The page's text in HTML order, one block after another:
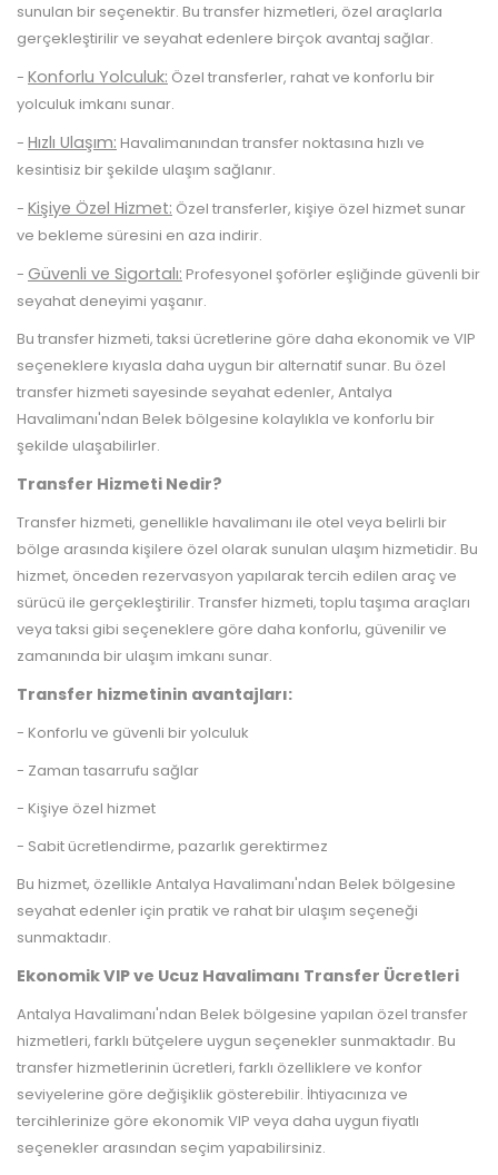
sunulan bir seçenektir. Bu transfer hizmetleri, özel araçlarla
gerçekleştirilir ve seyahat edenlere birçok avantaj sağlar.
- Konforlu Yolculuk: Özel transferler, rahat ve konforlu bir
yolculuk imkanı sunar.
- Hızlı Ulaşım: Havalimanından transfer noktasına hızlı ve
kesintisiz bir şekilde ulaşım sağlanır.
- Kişiye Özel Hizmet: Özel transferler, kişiye özel hizmet sunar
ve bekleme süresini en aza indirir.
- Güvenli ve Sigortalı: Profesyonel şoförler eşliğinde güvenli bir
seyahat deneyimi yaşanır.
Bu transfer hizmeti, taksi ücretlerine göre daha ekonomik ve VIP
seçeneklere kıyasla daha uygun bir alternatif sunar. Bu özel
transfer hizmeti sayesinde seyahat edenler, Antalya
Havalimanı'ndan Belek bölgesine kolaylıkla ve konforlu bir
şekilde ulaşabilirler.
Transfer Hizmeti Nedir?
Transfer hizmeti, genellikle havalimanı ile otel veya belirli bir
bölge arasında kişilere özel olarak sunulan ulaşım hizmetidir. Bu
hizmet, önceden rezervasyon yapılarak tercih edilen araç ve
sürücü ile gerçekleştirilir. Transfer hizmeti, toplu taşıma araçları
veya taksi gibi seçeneklere göre daha konforlu, güvenilir ve
zamanında bir ulaşım imkanı sunar.
Transfer hizmetinin avantajları:
- Konforlu ve güvenli bir yolculuk
- Zaman tasarrufu sağlar
- Kişiye özel hizmet
- Sabit ücretlendirme, pazarlık gerektirmez
Bu hizmet, özellikle Antalya Havalimanı'ndan Belek bölgesine
seyahat edenler için pratik ve rahat bir ulaşım seçeneği
sunmaktadır.
Ekonomik VIP ve Ucuz Havalimanı Transfer Ücretleri
Antalya Havalimanı'ndan Belek bölgesine yapılan özel transfer
hizmetleri, farklı bütçelere uygun seçenekler sunmaktadır. Bu
transfer hizmetlerinin ücretleri, farklı özelliklere ve konfor
seviyelerine göre değişiklik gösterebilir. İhtiyacınıza ve
tercihlerinize göre ekonomik VIP veya daha uygun fiyatlı
seçenekler arasından seçim yapabilirsiniz.